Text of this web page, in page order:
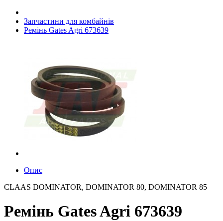
Запчастини для комбайнів
Ремінь Gates Agri 673639
Опис
CLAAS DOMINATOR, DOMINATOR 80, DOMINATOR 85
Ремінь Gates Agri 673639